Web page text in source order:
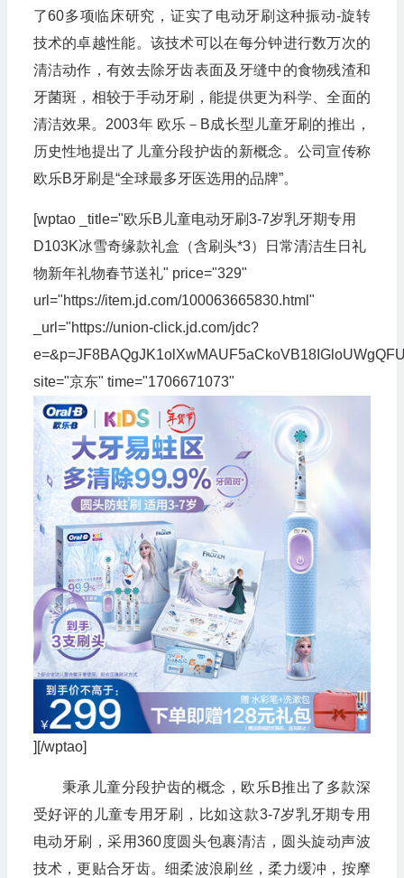
了60多项临床研究，证实了电动牙刷这种振动-旋转
技术的卓越性能。该技术可以在每分钟进行数万次的
清洁动作，有效去除牙齿表面及牙缝中的食物残渣和
牙菌斑，相较于手动牙刷，能提供更为科学、全面的
清洁效果。2003年 欧乐－B成长型儿童牙刷的推出，
历史性地提出了儿童分段护齿的新概念。公司宣传称
欧乐B牙刷是“全球最多牙医选用的品牌”。
[wptao _title="欧乐B儿童电动牙刷3-7岁乳牙期专用
D103K冰雪奇缘款礼盒（含刷头*3）日常清洁生日礼
物新年礼物春节送礼" price="329"
url="https://item.jd.com/100063665830.html"
_url="https://union-click.jd.com/jdc?
site="京东" time="1706671073"
][/wptao]
秉承儿童分段护齿的概念，欧乐B推出了多款深
受好评的儿童专用牙刷，比如这款3-7岁乳牙期专用
电动牙刷，采用360度圆头包裹清洁，圆头旋动声波
技术，更贴合牙齿。细柔波浪刷丝，柔力缓冲，按摩